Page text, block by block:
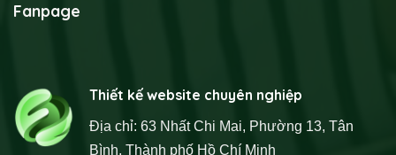
Fanpage
Thiết kế website chuyên nghiệp
Địa chỉ: 63 Nhất Chi Mai, Phường 13, Tân
Bình, Thành phố Hồ Chí Minh